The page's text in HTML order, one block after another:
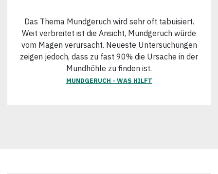
Das Thema Mundgeruch wird sehr oft tabuisiert.
Weit verbreitet ist die Ansicht, Mundgeruch würde
vom Magen verursacht. Neueste Untersuchungen
zeigen jedoch, dass zu fast 90% die Ursache in der
Mundhöhle zu finden ist.
MUNDGERUCH - WAS HILFT